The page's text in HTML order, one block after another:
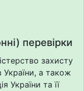
перевірки
захисту
України, а також
України та її